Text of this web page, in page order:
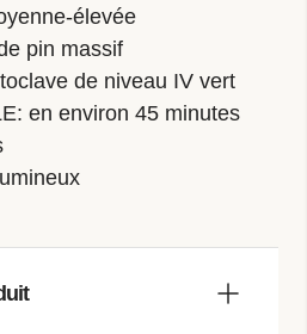
élevée
pin massif
de niveau IV vert
en environ 45 minutes